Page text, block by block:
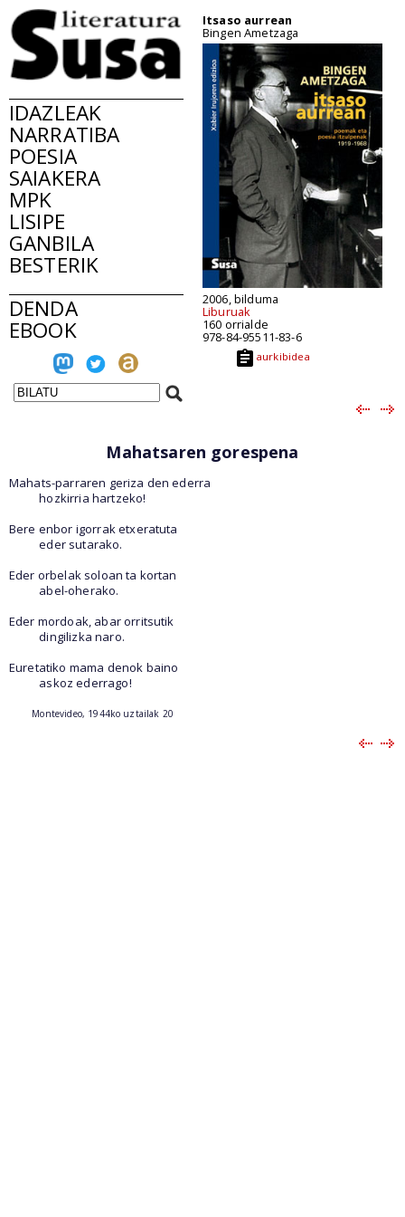
IDAZLEAK
NARRATIBA
POESIA
SAIAKERA
MPK
LISIPE
GANBILA
BESTERIK
DENDA
EBOOK
Itsaso aurrean
Bingen Ametzaga
2006, bilduma
Liburuak
160 orrialde
978-84-95511-83-6
aurkibidea
Mahatsaren gorespena
Mahats-parraren geriza den ederra
hozkirria hartzeko!
Bere enbor igorrak etxeratuta
eder sutarako.
Eder orbelak soloan ta kortan
abel-oherako.
Eder mordoak, abar orritsutik
dingilizka naro.
Euretatiko mama denok baino
askoz ederrago!
Montevideo, 1944ko uztailak 20